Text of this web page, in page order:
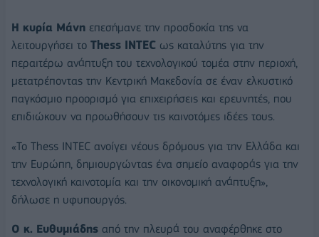
Η κυρία Μάνη επεσήμανε την προσδοκία της να
λειτουργήσει το Thess INTEC ως καταλύτης για την
περαιτέρω ανάπτυξη του τεχνολογικού τομέα στην περιοχή,
μετατρέποντας την Κεντρική Μακεδονία σε έναν ελκυστικό
παγκόσμιο προορισμό για επιχειρήσεις και ερευνητές, που
επιδιώκουν να προωθήσουν τις καινοτόμες ιδέες τους.
«Το Thess INTEC ανοίγει νέους δρόμους για την Ελλάδα και
την Ευρώπη, δημιουργώντας ένα σημείο αναφοράς για την
τεχνολογική καινοτομία και την οικονομική ανάπτυξη»,
δήλωσε η υφυπουργός.
Ο κ. Ευθυμιάδης από την πλευρά του αναφέρθηκε στο